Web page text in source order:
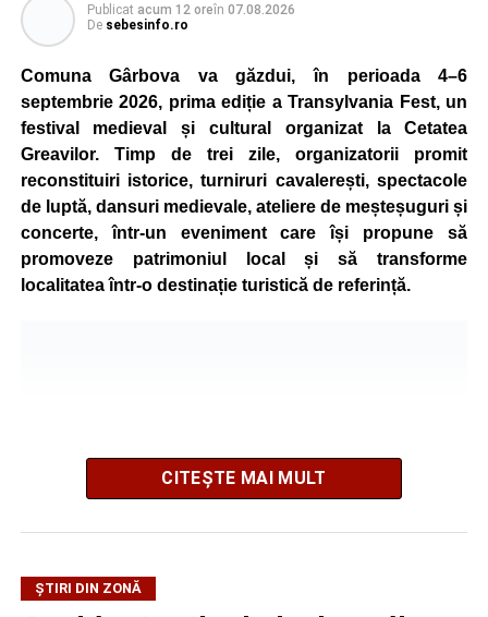
Publicat acum 12 oreîn 07.08.2026
De sebesinfo.ro
Comuna Gârbova va găzdui, în perioada 4–6
septembrie 2026, prima ediție a Transylvania Fest, un
festival medieval și cultural organizat la Cetatea
Greavilor. Timp de trei zile, organizatorii promit
reconstituiri istorice, turniruri cavalerești, spectacole
de luptă, dansuri medievale, ateliere de meșteșuguri și
concerte, într-un eveniment care își propune să
promoveze patrimoniul local și să transforme
localitatea într-o destinație turistică de referință.
Festivalul este organizat de
CITEȘTE MAI MULT
ȘTIRI DIN ZONĂ